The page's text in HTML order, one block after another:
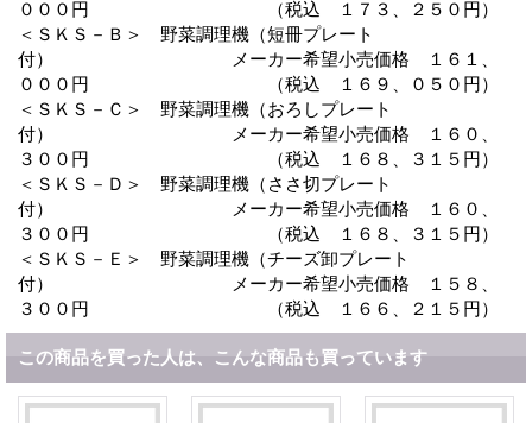
０００円 （税込 １７３、２５０円）
＜ＳＫＳ－Ｂ＞ 野菜調理機（短冊プレート
付） メーカー希望小売価格 １６１、
０００円 （税込 １６９、０５０円）
＜ＳＫＳ－Ｃ＞ 野菜調理機（おろしプレート
付） メーカー希望小売価格 １６０、
３００円 （税込 １６８、３１５円）
＜ＳＫＳ－Ｄ＞ 野菜調理機（ささ切プレート
付） メーカー希望小売価格 １６０、
３００円 （税込 １６８、３１５円）
＜ＳＫＳ－Ｅ＞ 野菜調理機（チーズ卸プレート
付） メーカー希望小売価格 １５８、
３００円 （税込 １６６、２１５円）
この商品を買った人は、こんな商品も買っています